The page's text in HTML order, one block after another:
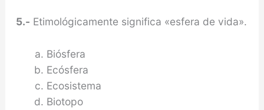
5.- Etimológicamente significa «esfera de vida».
Biósfera
Ecósfera
Ecosistema
Biotopo